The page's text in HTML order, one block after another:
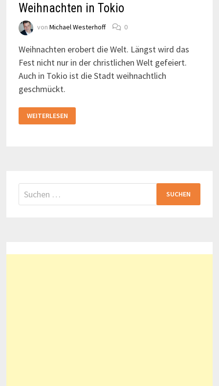
Weihnachten in Tokio
von Michael Westerhoff 0
Weihnachten erobert die Welt. Längst wird das
Fest nicht nur in der christlichen Welt gefeiert.
Auch in Tokio ist die Stadt weihnachtlich
geschmückt.
IN
TOKIO
WEITERLESEN
Suchen
nach: